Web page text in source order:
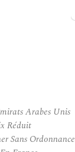
Arabes Unis
Réduit
Sans Ordonnance